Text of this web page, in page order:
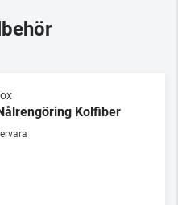
Nålrengöring Kolfiber